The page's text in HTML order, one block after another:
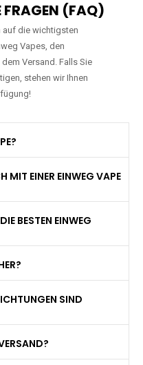
FRAGEN (FAQ)
auf die wichtigsten
Vapes, den
Versand. Falls Sie
stehen wir Ihnen
MIT EINER EINWEG VAPE
BESTEN EINWEG
SIND